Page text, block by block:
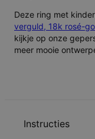
Deze ring met
verguld, 18k rosé-
kijkje op onze
meer mooie
Instructies